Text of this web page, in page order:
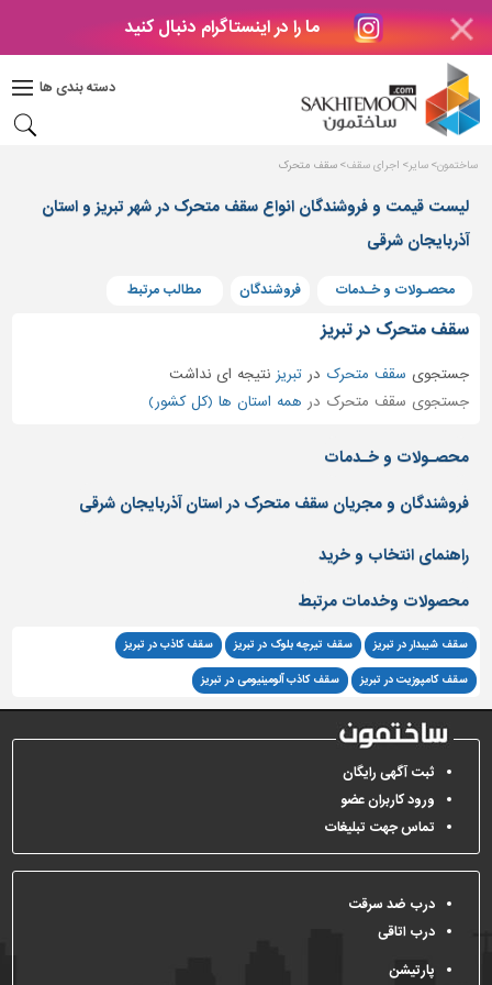
ما را در اینستاگرام دنبال کنید
دسته بندی ها
دکوراسیون
بتن
های
بتنی
درب
پنجره
مصالح
پله،
نرده
حفاظ
دیوارپوش،
سنگ
سرویس
بهداشتی
ابزار،یراق
و
ماشین
آلات
برقی،روشنایی،ایمنی
محوطه
و
ساخت
ساز
ساختمون سایر اجرای سقف سقف متحرک
لیست قیمت و فروشندگان انواع سقف متحرک در شهر تبریز و استان
آذربایجان شرقی
محصـولات و خـدمات فروشندگان مطالب مرتبط
سقف متحرک در تبریز
جستجوی سقف متحرک درتبریز نتیجه ای نداشت
جستجوی سقف متحرک در همه استان ها (کل کشور)
محصـولات و خـدمات
فروشندگان و مجریان سقف متحرک در استان آذربایجان شرقی
راهنمای انتخاب و خرید
محصولات وخدمات مرتبط
سقف شیبدار در تبریز سقف تیرچه بلوک در تبریز سقف کاذب در تبریز
سقف کامپوزیت در تبریز سقف کاذب آلومینیومی در تبریز
ثبت آگهی رایگان
ورود کاربران عضو
تماس جهت تبلیغات
درب ضد سرقت
درب اتاقی
پارتیشن